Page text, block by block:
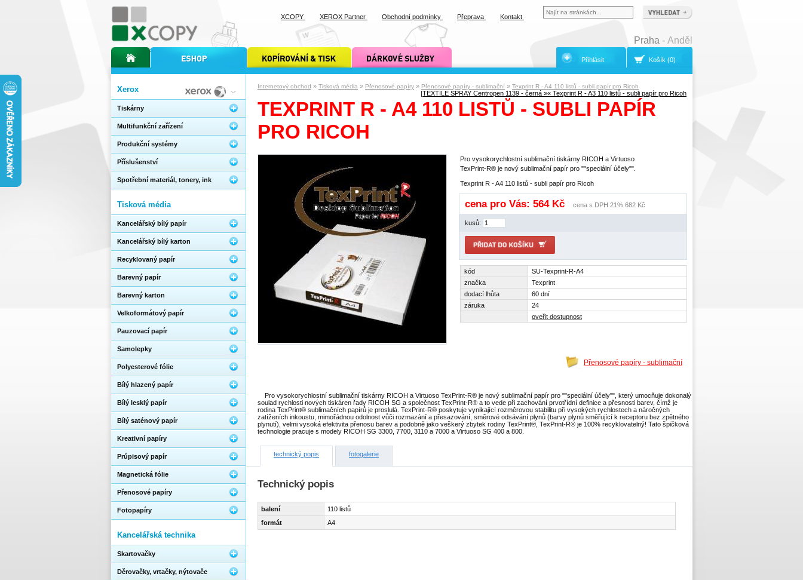
Internetový obchod » Tisková média » Přenosové papíry » Přenosové papíry - sublimační » Texprint R - A4 110 listů - subli papír pro Ricoh
« Texprint R - A3 110 listů - subli papír pro Ricoh
|TEXTILE SPRAY Centropen 1139 - černá »
TEXPRINT R - A4 110 LISTŮ - SUBLI PAPÍR
PRO RICOH
Pro vysokorychlostní sublimační tiskárny RICOH a Virtuoso
TexPrint-R® je nový sublimační papír pro ""speciální účely"".
Texprint R - A4 110 listů - subli papír pro Ricoh
cena pro Vás: 564 Kč cena s DPH 21% 682 Kč
kusů:
kód
SU-Texprint-R-A4
značka
Texprint
dodací lhůta
60 dní
záruka
24
oveřit dostupnost
Přenosové papíry - sublimační
Pro vysokorychlostní sublimační tiskárny RICOH a Virtuoso TexPrint-R® je nový sublimační papír pro ""speciální účely"", který umocňuje dokonalý
soulad rychlosti nových tiskáren řady RICOH SG a společnost TexPrint-R® a to vede při zachování prvotřídní definice a přesnosti barev, čímž je
rodina TexPrint® sublimačních papírů je proslulá. TexPrint-R® poskytuje vynikající rozměrovou stabilitu při vysokých rychlostech a náročných
zatíženích inkoustu, mimořádnou odolnost vůči rozmazání a přesazování, směrové odsávání plynů (barvy plynů směřující k receptoru bez zpětného
plynutí), velmi vysoká efektivita přenosu barev a podobně jako veškerý zbytek rodiny TexPrint®, TexPrint-R® je 100% recyklovatelný! Tato špičková
technologie pracuje s modely RICOH SG 3300, 7700, 3110 a 7000 a Virtuoso SG 400 a 800.
technický popis fotogalerie
Technický popis
balení
110 listů
formát
A4
Xerox
Tiskárny
Multifunkční zařízení
Produkční systémy
Příslušenství
Spotřební materiál, tonery, ink
Tisková média
Kancelářský bílý papír
Kancelářský bílý karton
Recyklovaný papír
Barevný papír
Barevný karton
Velkoformátový papír
Pauzovací papír
Samolepky
Polyesterové fólie
Bílý hlazený papír
Bílý lesklý papír
Bílý saténový papír
Kreativní papíry
Průpisový papír
Magnetická fólie
Přenosové papíry
Fotopapíry
Kancelářská technika
Skartovačky
Děrovačky, vrtačky, nýtovače
úvodní stránka xcopyinternetový obchod xcopy kopírování a tisk xcopy dárkové služby xcopy
XCOPY XEROX Partner Obchodní podmínky Přeprava Kontakt
Praha - Anděl
Košík (0)
Přihlásit